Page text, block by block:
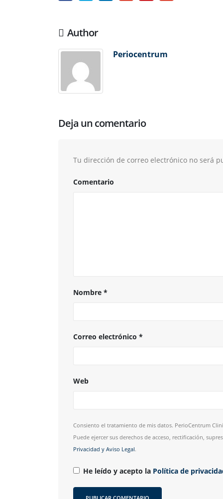
Author
Periocentrum
Deja un comentario
Tu dirección de correo electrónico no será
Comentario
Nombre *
Correo electrónico *
Web
Consiento el tratamiento de mis datos. PerioCentrum
Puede ejercer sus derechos de acceso, rectificación,
Privacidad y Aviso Legal.
He leído y acepto la Política de